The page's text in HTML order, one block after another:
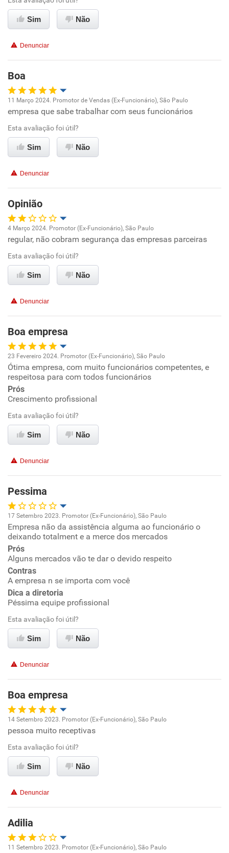
Ambiente de trabalho
Benefícios
Recomenda esta empresa
Recomenda a diretoria
Sim Não
Denunciar
Boa
Oportunidade de promoção
Ambiente de trabalho
Benefícios
Recomenda esta empresa
Recomenda a diretoria
11 Março 2024. Promotor de Vendas (Ex-Funcionário), São Paulo
empresa que sabe trabalhar com seus funcionários
Esta avaliação foi útil?
Sim Não
Denunciar
Opinião
Oportunidade de promoção
Ambiente de trabalho
Benefícios
Não recomenda esta empresa
Não recomenda a diretoria
4 Março 2024. Promotor (Ex-Funcionário), São Paulo
regular, não cobram segurança das empresas parceiras
Esta avaliação foi útil?
Sim Não
Denunciar
Boa empresa
Oportunidade de promoção
Ambiente de trabalho
Conciliação com a vida familiar
Benefícios
Recomenda a diretoria
23 Fevereiro 2024. Promotor (Ex-Funcionário), São Paulo
Ótima empresa, com muito funcionários competentes, e
respeitosa para com todos funcionários
Prós
Crescimento profissional
Esta avaliação foi útil?
Sim Não
Denunciar
Pessima
Oportunidade de promoção
Ambiente de trabalho
Conciliação com a vida familiar
Benefícios
Não recomenda esta empresa
Não recomenda a diretoria
17 Setembro 2023. Promotor (Ex-Funcionário), São Paulo
Empresa não da assistência alguma ao funcionário o
deixando totalment e a merce dos mercados
Prós
Alguns mercados vão te dar o devido respeito
Contras
A empresa n se importa com você
Dica a diretoria
Péssima equipe profissional
Esta avaliação foi útil?
Sim Não
Denunciar
Boa empresa
Oportunidade de promoção
Ambiente de trabalho
Benefícios
Recomenda esta empresa
14 Setembro 2023. Promotor (Ex-Funcionário), São Paulo
pessoa muito receptivas
Esta avaliação foi útil?
Sim Não
Denunciar
Adilia
11 Setembro 2023. Promotor (Ex-Funcionário), São Paulo